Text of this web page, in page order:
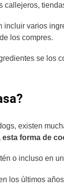
callejeros,
incluir varios
los compres.
se los
existen
forma de
o incluso en
los últimos